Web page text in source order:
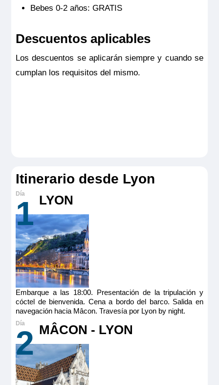
Bebes 0-2 años: GRATIS
Descuentos aplicables
Los descuentos se aplicarán siempre y cuando se
cumplan los requisitos del mismo.
Itinerario desde Lyon
1 LYON
Embarque a las 18:00. Presentación de la tripulación y
cóctel de bienvenida. Cena a bordo del barco. Salida en
navegación hacia Mâcon. Travesía por Lyon by night.
2 MÂCON - LYON